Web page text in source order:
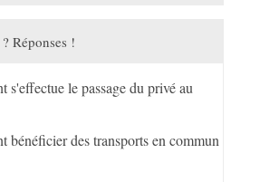
Réponses !
s'effectue le passage du privé au
bénéficier des transports en commun